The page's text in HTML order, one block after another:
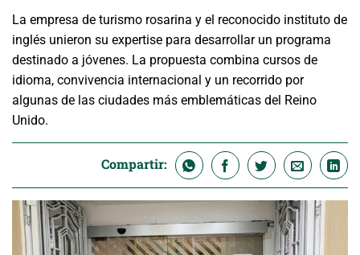
La empresa de turismo rosarina y el reconocido instituto de
inglés unieron su expertise para desarrollar un programa
destinado a jóvenes. La propuesta combina cursos de
idioma, convivencia internacional y un recorrido por
algunas de las ciudades más emblemáticas del Reino
Unido.
Compartir: